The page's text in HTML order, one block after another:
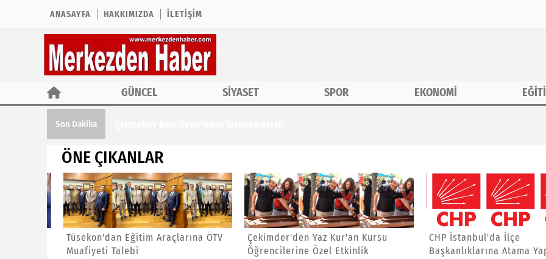
ANASAYFA HAKKIMIZDA İLETIŞIM
GÜNCEL SİYASET SPOR EKONOMİ
Son Dakika
ÖNE ÇIKANLAR
Tüsekon'dan Eğitim Araçlarına ÖTV
Muafiyeti Talebi
Çekimder'den Yaz Kur'an Kursu
Öğrencilerine Özel Etkinlik
CHP İstanbul'da İlçe
Başkanlıklarına Atama Yaptı